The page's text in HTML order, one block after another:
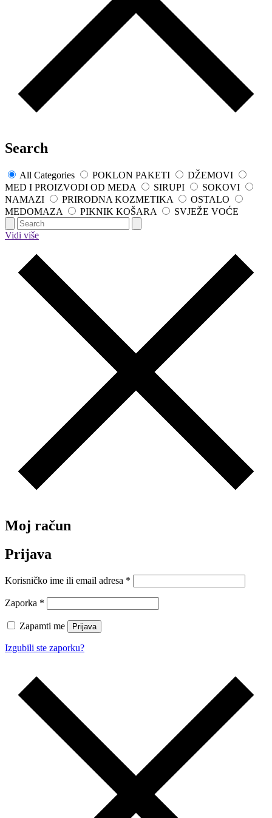
Search
All Categories POKLON PAKETI
DŽEMOVI
MED I PROIZVODI OD MEDA
SIRUPI
SOKOVI
NAMAZI
PRIRODNA KOZMETIKA
OSTALO
MEDOMAZA
PIKNIK KOŠARA SVJEŽE VOĆE
Vidi više
Moj račun
Prijava
Korisničko ime ili email adresa *
Zaporka *
Zapamti me Prijava
Izgubili ste zaporku?